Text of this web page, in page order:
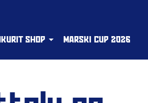
SHOP MARSKI CUP 2026